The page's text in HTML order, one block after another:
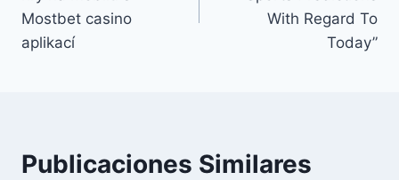
entradas
Mostbet casino
aplikací
With Regard To
Today”
Publicaciones Similares